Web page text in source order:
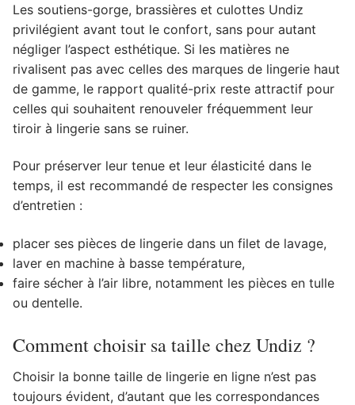
Les soutiens-gorge, brassières et culottes Undiz
privilégient avant tout le confort, sans pour autant
négliger l’aspect esthétique. Si les matières ne
rivalisent pas avec celles des marques de lingerie haut
de gamme, le rapport qualité-prix reste attractif pour
celles qui souhaitent renouveler fréquemment leur
tiroir à lingerie sans se ruiner.
Pour préserver leur tenue et leur élasticité dans le
temps, il est recommandé de respecter les consignes
d’entretien :
placer ses pièces de lingerie dans un filet de lavage,
laver en machine à basse température,
faire sécher à l’air libre, notamment les pièces en tulle
ou dentelle.
Comment choisir sa taille chez Undiz ?
Choisir la bonne taille de lingerie en ligne n’est pas
toujours évident, d’autant que les correspondances